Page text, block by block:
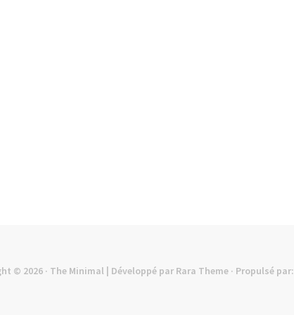
© 2026 · The Minimal | Développé par Rara Theme · Propulsé par: